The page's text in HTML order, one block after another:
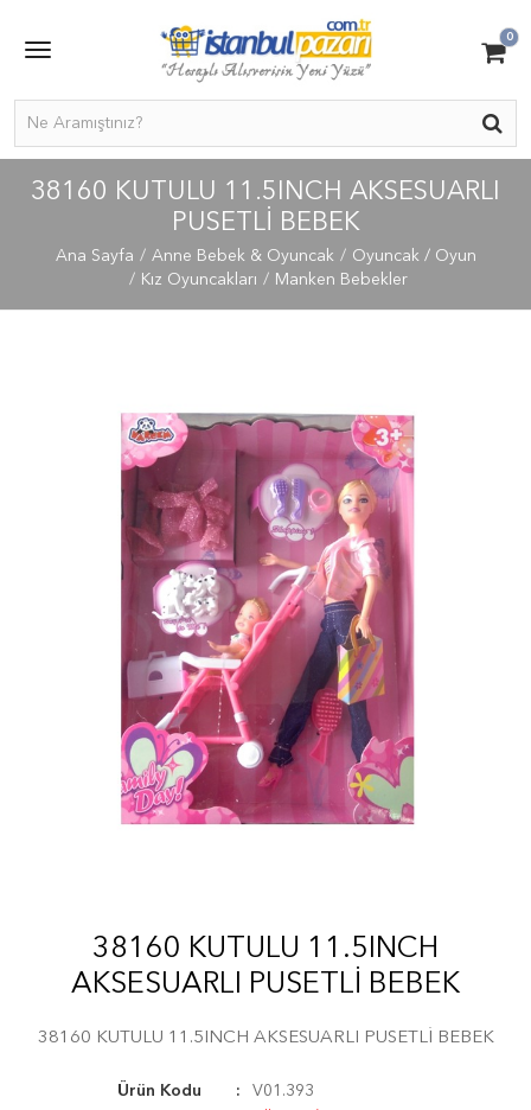
0
38160 KUTULU 11.5INCH AKSESUARLI
PUSETLİ BEBEK
Ana Sayfa Anne Bebek & Oyuncak
Oyuncak / Oyun
Kız Oyuncakları
Manken Bebekler
38160 KUTULU 11.5INCH
AKSESUARLI PUSETLİ BEBEK
38160 KUTULU 11.5INCH AKSESUARLI PUSETLİ BEBEK
Ürün Kodu
V01.393